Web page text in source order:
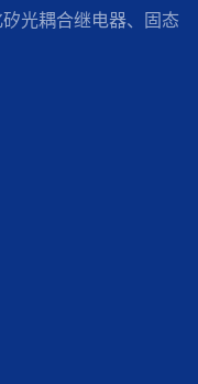
光耦合继电器、固态